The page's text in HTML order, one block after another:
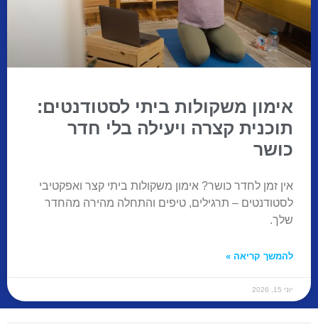
אימון משקולות ביתי לסטודנטים:
תוכנית קצרה ויעילה בלי חדר
כושר
אין זמן לחדר כושר? אימון משקולות ביתי קצר ואפקטיבי
לסטודנטים – תרגילים, טיפים והתחלה מהירה מהחדר
שלך.
להמשך קריאה »
יוני 15, 2026